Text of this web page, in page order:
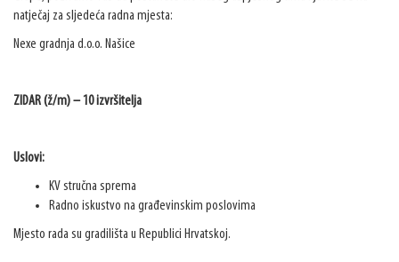
natječaj za sljedeća radna mjesta:
Nexe gradnja d.o.o. Našice
ZIDAR (ž/m) – 10 izvršitelja
Uslovi:
KV stručna sprema
Radno iskustvo na građevinskim poslovima
Mjesto rada su gradilišta u Republici Hrvatskoj.